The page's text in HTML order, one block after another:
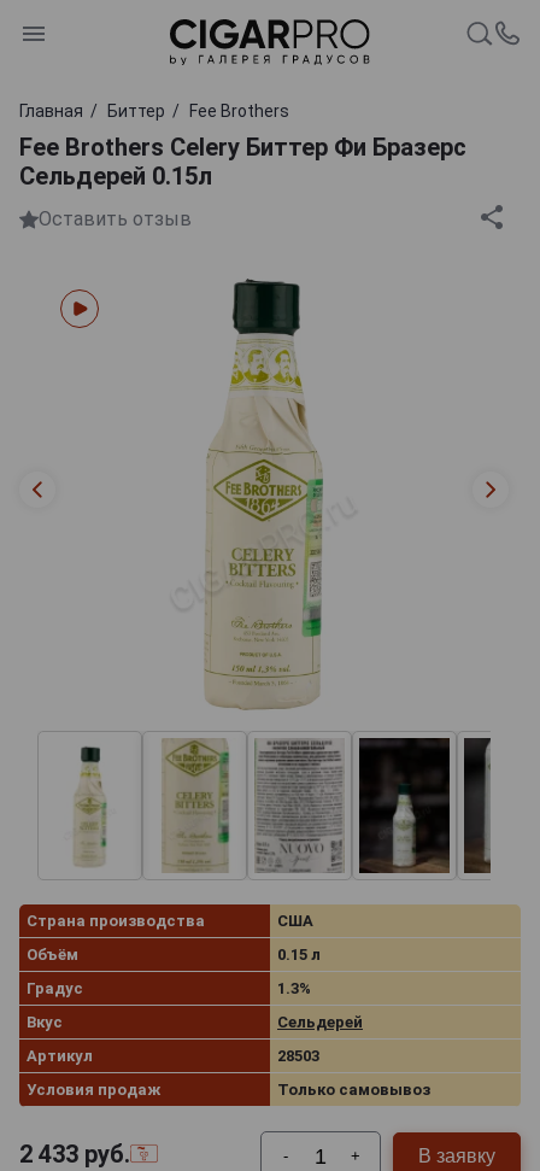
Главная Биттер Fee Brothers
Fee Brothers Celery Биттер Фи Бразерс
Сельдерей 0.15л
Оставить отзыв
Страна производства
США
Объём
0.15 л
Градус
1.3%
Вкус
Сельдерей
Артикул
28503
Условия продаж
Только самовывоз
2 433 руб. - + В заявку